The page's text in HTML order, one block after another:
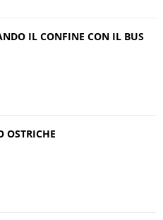
IL CONFINE CON IL BUS
OSTRICHE